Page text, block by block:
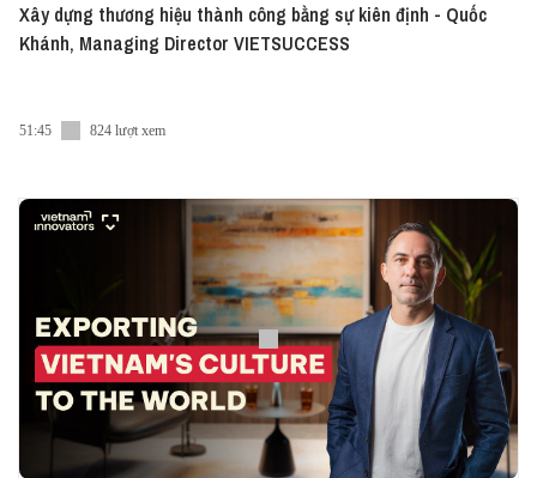
Xây dựng thương hiệu thành công bằng sự kiên định - Quốc
Khánh, Managing Director VIETSUCCESS
51:45 824 lượt xem